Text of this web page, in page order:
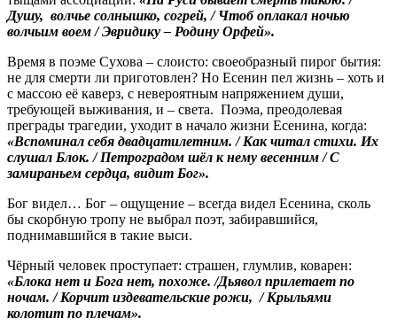
Душу, волчье солнышко, согрей, / Чтоб оплакал ночью
волчьим воем / Эвридику – Родину Орфей».
Время в поэме Сухова – слоисто: своеобразный пирог бытия:
не для смерти ли приготовлен? Но Есенин пел жизнь – хоть и
с массою её каверз, с невероятным напряжением души,
требующей выживания, и – света. Поэма, преодолевая
преграды трагедии, уходит в начало жизни Есенина, когда:
«Вспоминал себя двадцатилетним. / Как читал стихи. Их
слушал Блок. / Петроградом шёл к нему весенним / С
замираньем сердца, видит Бог».
Бог видел… Бог – ощущение – всегда видел Есенина, сколь
бы скорбную тропу не выбрал поэт, забиравшийся,
поднимавшийся в такие выси.
Чёрный человек проступает: страшен, глумлив, коварен:
«Блока нет и Бога нет, похоже. /Дьявол прилетает по
ночам. / Корчит издевательские рожи, / Крыльями
колотит по плечам».